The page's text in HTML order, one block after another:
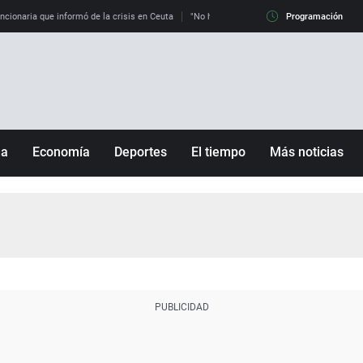
que informó de la crisis en Ceuta "No hay mafias, que no nos engañen":
Programación
Economía Deportes El tiempo Más noticias